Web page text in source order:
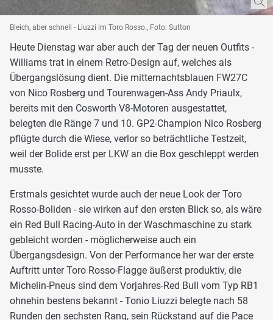
Bleich, aber schnell - Liuzzi im Toro Rosso., Foto: Sutton
Heute Dienstag war aber auch der Tag der neuen Outfits -
Williams trat in einem Retro-Design auf, welches als
Übergangslösung dient. Die mitternachtsblauen FW27C
von Nico Rosberg und Tourenwagen-Ass Andy Priaulx,
bereits mit den Cosworth V8-Motoren ausgestattet,
belegten die Ränge 7 und 10. GP2-Champion Nico Rosberg
pflügte durch die Wiese, verlor so beträchtliche Testzeit,
weil der Bolide erst per LKW an die Box geschleppt werden
musste.
Erstmals gesichtet wurde auch der neue Look der Toro
Rosso-Boliden - sie wirken auf den ersten Blick so, als wäre
ein Red Bull Racing-Auto in der Waschmaschine zu stark
gebleicht worden - möglicherweise auch ein
Übergangsdesign. Von der Performance her war der erste
Auftritt unter Toro Rosso-Flagge äußerst produktiv, die
Michelin-Pneus sind dem Vorjahres-Red Bull vom Typ RB1
ohnehin bestens bekannt - Tonio Liuzzi belegte nach 58
Runden den sechsten Rang, sein Rückstand auf die Pace